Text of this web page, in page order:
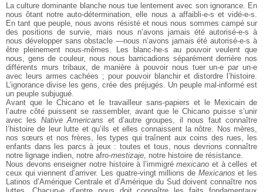
La culture dominante blanche nous tue lentement avec son ignorance. En
nous ôtant notre auto-détermination, elle nous a affaibli-e-s et vidé-e-s.
En tant que peuple, nous avons résisté et nous nous sommes campé sur
des positions de survie, mais nous n’avons jamais été autorisé-e-s à
nous développer sans obstacle —nous n’avons jamais été autorisé-e-s à
être pleinement nous-mêmes. Les blanc-he-s au pouvoir veulent que
nous, gens de couleur, nous nous barricadions séparément derrière nos
différents murs tribaux, de manière à pouvoir nous tuer un-e par un-e
avec leurs armes cachées ; pour pouvoir blanchir et distordre l’histoire.
L’ignorance divise les gens, crée des préjugés. Un peuple mal-informé est
un peuple subjugué.
Avant que le Chicano et le travailleur sans-papiers et le Mexicain de
l’autre côté puissent se rassembler, avant que le Chicano puisse s’unir
avec les Native Americans et d’autre groupes, il nous faut connaître
l’histoire de leur lutte et qu’ils et elles connaissent la nôtre. Nos mères,
nos sœurs et nos frères, les types qui traînent aux coins des rues, les
enfants dans les parcs à jeux : toutes et tous, nous devrions connaître
notre lignage indien, notre afro-mestizaje , notre histoire de résistance.
Nous devons enseigner notre histoire à l’immigrémexicano et à celles et
ceux qui viennent d’arriver. Les quatre-vingt millions de Mexicanos et les
Latinos d’Amérique Centrale et d’Amérique du Sud doivent connaître nos